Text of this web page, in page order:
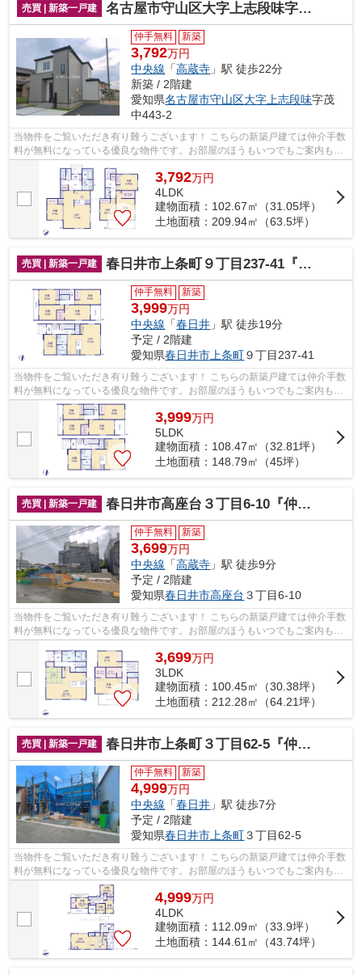
売買 | 新築一戸建 名古屋市守山区大字上志段味字茂中443-2『仲介料無料』新築戸建て
仲手無料 新築
3,792万円
中央線 「高蔵寺 」駅 徒歩22分
新築 / 2階建
愛知県名古屋市守山区大字上志段味字茂
中443-2
当物件をご覧いただき有り難うございます！ こちらの新築戸建ては仲介手数
料が無料になっている優良な物件です。お部屋のほうもいつでもご案内もさ
せて頂きますのでお気軽にお問合せ下...
3,792万円
4LDK
建物面積：102.67㎡（31.05坪）
土地面積：209.94㎡（63.5坪）
売買 | 新築一戸建 春日井市上条町９丁目237-41『仲介料無料』新築戸建て
仲手無料 新築
3,999万円
中央線 「春日井 」駅 徒歩19分
予定 / 2階建
愛知県春日井市 上条町９丁目237-41
当物件をご覧いただき有り難うございます！ こちらの新築戸建ては仲介手数
料が無料になっている優良な物件です。お部屋のほうもいつでもご案内もさ
せて頂きますのでお気軽にお問合せ下...
3,999万円
5LDK
建物面積：108.47㎡（32.81坪）
土地面積：148.79㎡（45坪）
売買 | 新築一戸建 春日井市高座台３丁目6-10『仲介料無料』新築戸建て
仲手無料 新築
3,699万円
中央線 「高蔵寺 」駅 徒歩9分
予定 / 2階建
愛知県春日井市高座台 ３丁目6-10
当物件をご覧いただき有り難うございます！ こちらの新築戸建ては仲介手数
料が無料になっている優良な物件です。お部屋のほうもいつでもご案内もさ
3,699万円
3LDK
建物面積：100.45㎡（30.38坪）
土地面積：212.28㎡（64.21坪）
売買 | 新築一戸建 春日井市上条町３丁目62-5『仲介料無料』新築戸建て
仲手無料 新築
4,999万円
中央線 「春日井 」駅 徒歩7分
予定 / 2階建
愛知県春日井市 上条町３丁目62-5
当物件をご覧いただき有り難うございます！ こちらの新築戸建ては仲介手数
料が無料になっている優良な物件です。お部屋のほうもいつでもご案内もさ
せて頂きますのでお気軽にお問合せ下...
4,999万円
4LDK
建物面積：112.09㎡（33.9坪）
土地面積：144.61㎡（43.74坪）